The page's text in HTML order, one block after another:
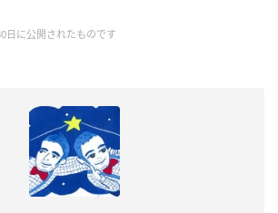
日に公開されたものです